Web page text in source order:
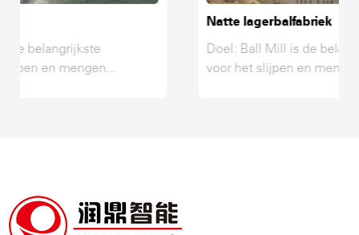
Doel: Ball Mill is de belangrijkste apparatuur
voor het slijpen en mengen van...